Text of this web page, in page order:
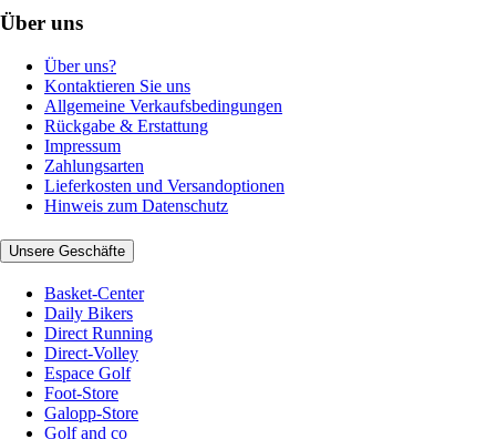
Über uns
Über uns?
Kontaktieren Sie uns
Allgemeine Verkaufsbedingungen
Rückgabe & Erstattung
Impressum
Zahlungsarten
Lieferkosten und Versandoptionen
Hinweis zum Datenschutz
Unsere Geschäfte
Basket-Center
Daily Bikers
Direct Running
Direct-Volley
Espace Golf
Foot-Store
Galopp-Store
Golf and co